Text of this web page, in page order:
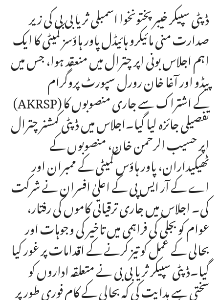
ڈپٹی سپیکر خیبر پختونخوا اسمبلی ثریا بی بی کی زیر
صدارت منی مائیکرو ہائیڈل پاور ہاؤسز کمیٹی کا ایک
اہم اجلاس بونی اپر چترال میں منعقد ہوا، جس میں
پیڈو اور آغا خان رورل سپورٹ پروگرام
(AKRSP) کے اشتراک سے جاری منصوبوں کا
تفصیلی جائزہ لیا گیا۔اجلاس میں ڈپٹی کمشنر چترال
اپر حسیب الرحمن خان، منصوبوں کے
ٹھیکیداران، پاور ہاؤس کمیٹی کے ممبران اور
اے کے آر ایس پی کے اعلیٰ افسران نے شرکت
کی۔ اجلاس میں جاری ترقیاتی کاموں کی رفتار،
عوام کو بجلی کی فراہمی میں تاخیر کی وجوہات اور
بحالی کے عمل کو تیز کرنے کے اقدامات پر غور کیا
گیا۔ڈپٹی سپیکر ثریا بی بی نے متعلقہ اداروں کو
سختی سے ہدایت کی کہ بحالی کے کام فوری طور پر